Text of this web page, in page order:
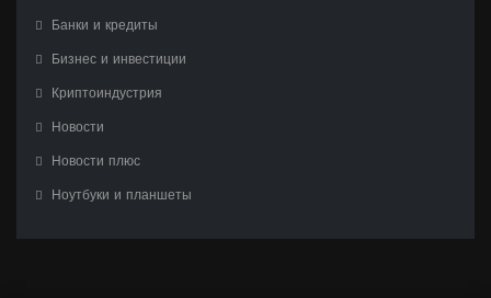
Банки и кредиты
Бизнес и инвестиции
Криптоиндустрия
Новости
Новости плюс
Ноутбуки и планшеты